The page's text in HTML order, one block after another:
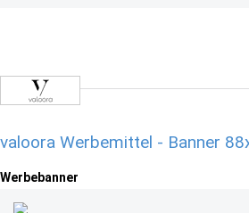
valoora Werbemittel - Banner
Werbebanner